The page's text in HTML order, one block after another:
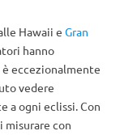
Hawaii e Gran
hanno
eccezionalmente
vedere
a ogni eclissi. Con
misurare con